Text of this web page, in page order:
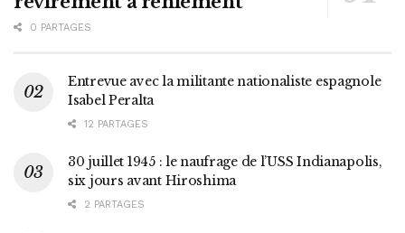
0 PARTAGES
Entrevue avec la militante nationaliste espagnole
Isabel Peralta
12 PARTAGES
30 juillet 1945 : le naufrage de l’USS Indianapolis,
six jours avant Hiroshima
2 PARTAGES